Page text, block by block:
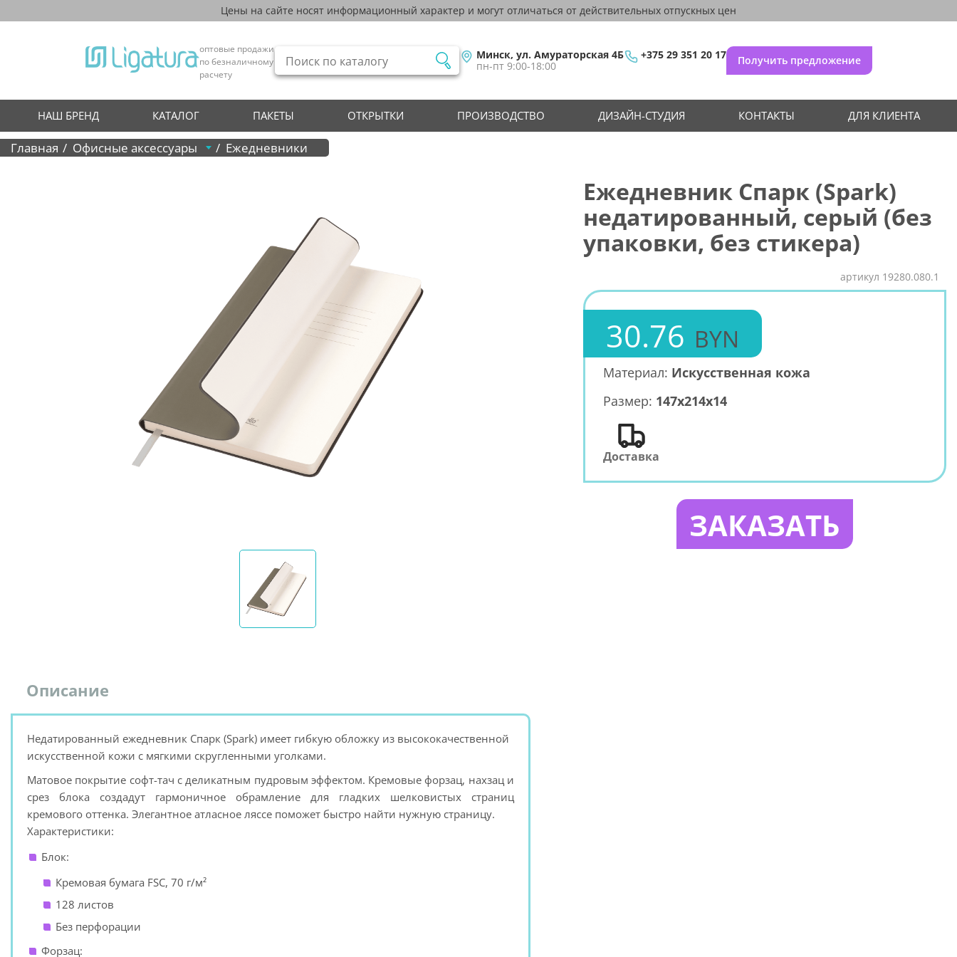
Цены на сайте носят информационный характер и могут отличаться от действительных отпускных цен
оптовые продажи
по безналичному
расчету
Минск, ул. Амураторская 4Б
пн-пт 9:00-18:00
+375 29 351 20 17 Получить предложение
НАШ БРЕНД КАТАЛОГ ПАКЕТЫ ОТКРЫТКИ ПРОИЗВОДСТВО ДИЗАЙН-СТУДИЯ КОНТАКТЫ ДЛЯ КЛИЕНТА
Главная Офисные аксессуары Ежедневники
Ежедневник Спарк (Spark)
недатированный, серый (без
упаковки, без стикера)
артикул 19280.080.1
30.76 BYN
Материал: Искусственная кожа
Размер: 147x214x14
Доставка
ЗАКАЗАТЬ
Описание
Недатированный ежедневник Спарк (Spark) имеет гибкую обложку из высококачественной
искусственной кожи с мягкими скругленными уголками.
Матовое покрытие софт-тач с деликатным пудровым эффектом. Кремовые форзац, нахзац и
срез блока создадут гармоничное обрамление для гладких шелковистых страниц
кремового оттенка. Элегантное атласное ляссе поможет быстро найти нужную страницу.
Характеристики:
Блок:
Кремовая бумага FSC, 70 г/м²
128 листов
Без перфорации
Форзац: